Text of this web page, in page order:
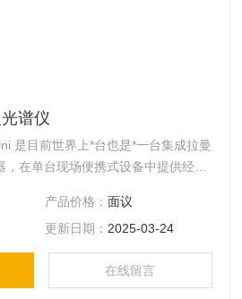
谱仪
是目前世界上*台也是*一台集成拉曼
在单台现场便携式设备中提供经实
产品价格： 面议
更新日期： 2025-03-24
在线留言